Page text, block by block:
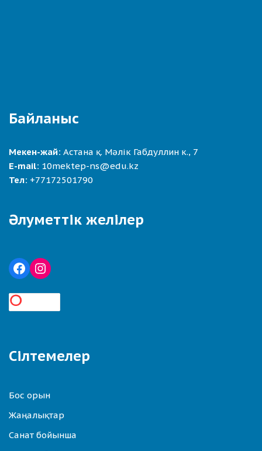
Байланыс
Мекен-жай: Астана қ. Мәлік Габдуллин к., 7
E-mail: 10mektep-ns@edu.kz
Тел: +77172501790
Әлуметтік желілер
Сілтемелер
Бос орын
Жаңалықтар
Санат бойынша